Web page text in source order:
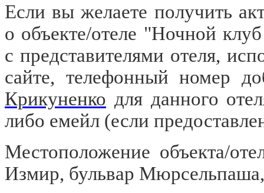
Если вы желаете получить
о объекте/отеле "Ночной
с представителями отеля,
сайте, телефонный номер
Крикуненко для данного
либо емейл (если
Местоположение объекта/
Измир, бульвар